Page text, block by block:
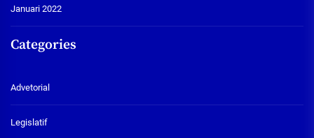
Januari 2022
Categories
Advetorial
Legislatif